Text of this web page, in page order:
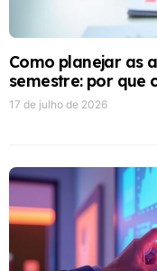
Como planejar as
semestre: por que
17 de julho de 2026